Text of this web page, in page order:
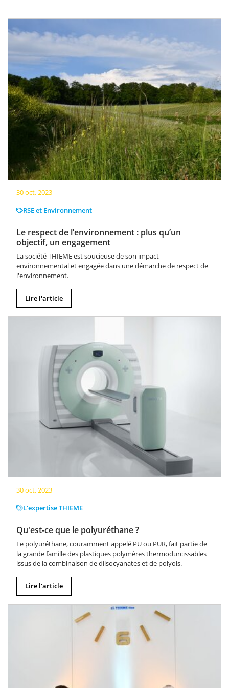
Le respect de l’environnement : plus qu’un
objectif, un engagement
30 oct. 2023
RSE et Environnement
La société THIEME est soucieuse de son impact
environnemental et engagée dans une démarche de respect de
l'environnement.
Lire l'article
Qu'est-ce que le polyuréthane ?
30 oct. 2023
L'expertise THIEME
Le polyuréthane, couramment appelé PU ou PUR, fait partie de
la grande famille des plastiques polymères thermodurcissables
issus de la combinaison de diisocyanates et de polyols.
Lire l'article